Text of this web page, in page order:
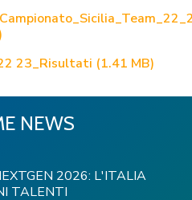
23_Risultati (1.41 MB)
NEWS
2026: L'ITALIA
TALENTI